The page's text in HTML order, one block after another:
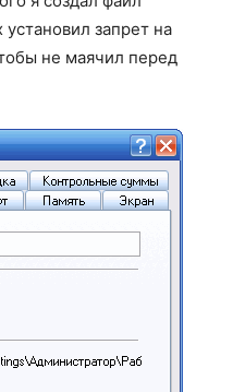
установил запрет на
не маячил перед